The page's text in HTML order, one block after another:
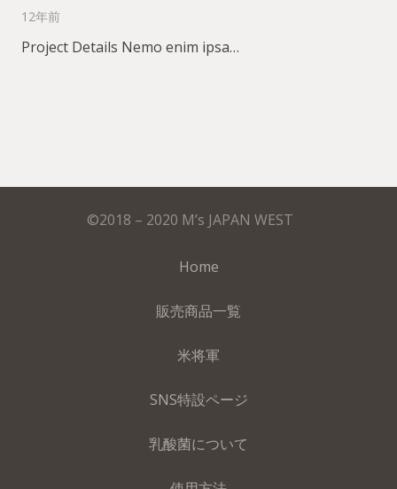
12年前
Project Details Nemo enim ipsa…
©2018 – 2020 M’s JAPAN WEST
Home
販売商品一覧
米将軍
SNS特設ページ
乳酸菌について